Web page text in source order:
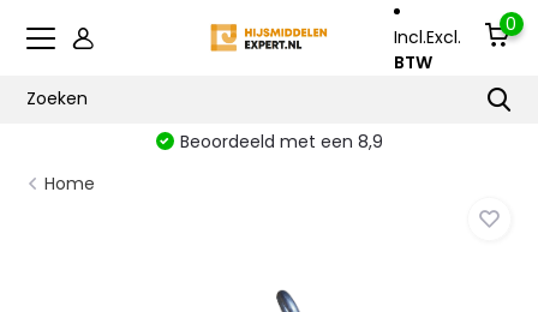
Incl.Excl.
BTW
0
Beoordeeld met een 8,9
Home